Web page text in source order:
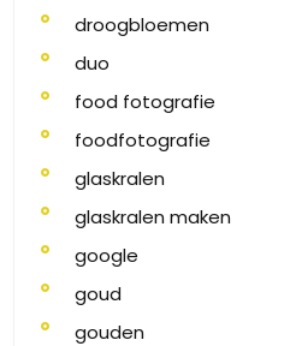
droogbloemen
duo
food fotografie
foodfotografie
glaskralen
glaskralen maken
google
goud
gouden